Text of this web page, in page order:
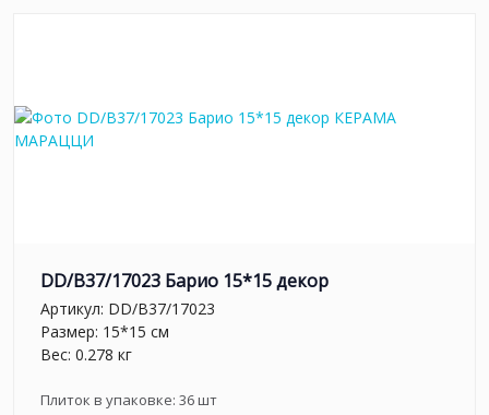
DD/B37/17023 Барио 15*15 декор
Артикул: DD/B37/17023
Размер: 15*15 см
Вес: 0.278 кг
Плиток в упаковке: 36шт